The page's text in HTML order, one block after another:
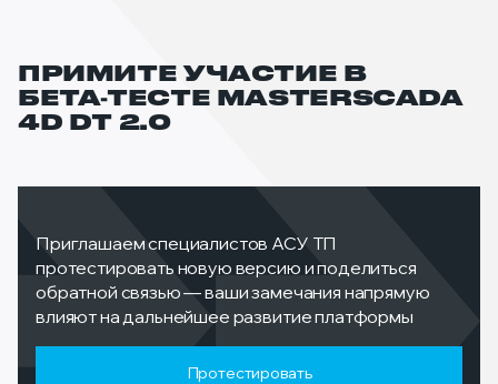
ПРИМИТЕ УЧАСТИЕ В
БЕТА‑ТЕСТЕ MASTERSCADA
4D DT 2.0
Приглашаем специалистов АСУ ТП
протестировать новую версию и поделиться
обратной связью — ваши замечания напрямую
влияют на дальнейшее развитие платформы
Протестировать